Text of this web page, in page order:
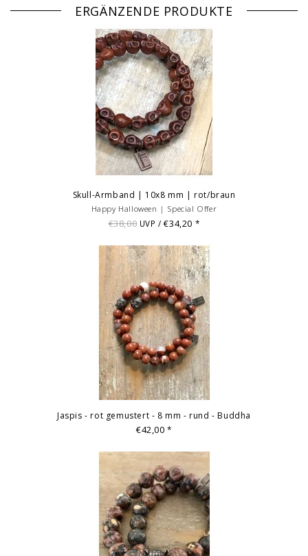
Bilddarstellung: beispielhafte Aufnahme eines Armbandes von 18 cm
Länge. Mehrfach- und Kombinationsbeispiele dienen der Vermarktung
und sind nicht Angebotsbestandteil.
© Fotografie: Andreas Saxton, Essen
ERGÄNZENDE PRODUKTE
Skull-Armband | 10x8 mm | rot/braun
Happy Halloween | Special Offer
€38,00 UVP / €34,20 *
Jaspis - rot gemustert - 8 mm - rund - Buddha
€42,00*